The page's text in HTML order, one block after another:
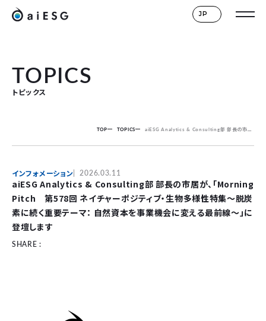
JP
TOPICS
トピックス
TOP TOPICS aiESG Analytics & Consulting部 部長の市居が、「Morning Pitch 第578回 ネイチャーポジティブ・生物多様性特集～脱炭素に続く重要テーマ： 自然資本を事業機会に変える最前線～」に登壇します
インフォメーション 2026.03.11
aiESG Analytics & Consulting部 部長の市居が、「Morning
Pitch 第578回 ネイチャーポジティブ・生物多様性特集～脱炭
素に続く重要テーマ： 自然資本を事業機会に変える最前線～」に
登壇します
SHARE :